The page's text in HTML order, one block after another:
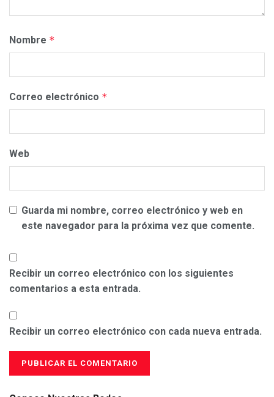
Nombre *
Correo electrónico *
Web
Guarda mi nombre, correo electrónico y web en
este navegador para la próxima vez que comente.
Recibir un correo electrónico con los siguientes
comentarios a esta entrada.
Recibir un correo electrónico con cada nueva entrada.